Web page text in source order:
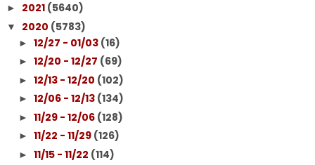
► 2021 (5640)
▼ 2020 (5783)
► 12/27 - 01/03 (16)
► 12/20 - 12/27 (69)
► 12/13 - 12/20 (102)
► 12/06 - 12/13 (134)
► 11/29 - 12/06 (128)
► 11/22 - 11/29 (126)
► 11/15 - 11/22 (114)